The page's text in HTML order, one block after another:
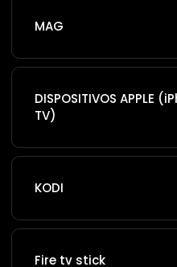
MAG
DISPOSITIVOS APPLE
TV)
KODI
Fire tv stick